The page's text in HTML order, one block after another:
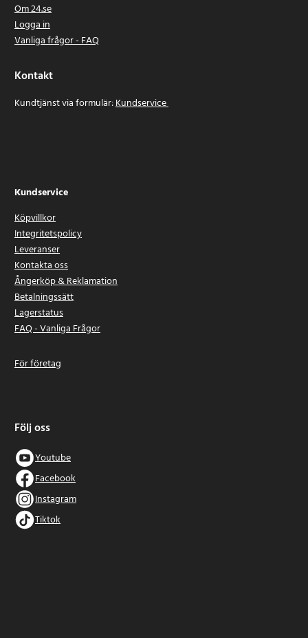
Om 24.se
Logga in
Vanliga frågor - FAQ
Kontakt
Kundtjänst via formulär:Kundservice
Kundservice
Köpvillkor
Integritetspolicy
Leveranser
Kontakta oss
Ångerköp & Reklamation
Betalningssätt
Lagerstatus
FAQ - Vanliga Frågor
För företag
Följ oss
Youtube
Facebook
Instagram
Tiktok